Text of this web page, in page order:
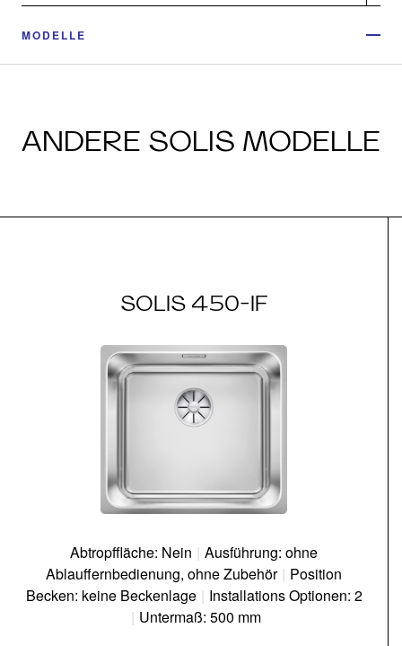
MODELLE
ANDERE SOLIS MODELLE
SOLIS 450-IF
Abtropffläche: Nein | Ausführung: ohne
Ablauffernbedienung, ohne Zubehör | Position
Becken: keine Beckenlage | Installations Optionen: 2
| Untermaß: 500 mm